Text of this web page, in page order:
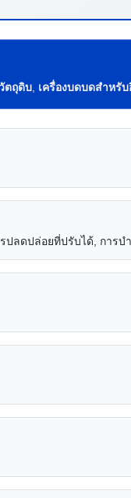
ตถุดิบ เครื่องบดบดสำหรับ
ลดปล่อยที่ปรับได้, การบ